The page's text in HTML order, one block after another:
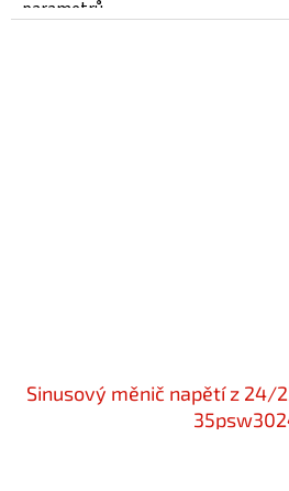
parametrů...
Sinusový měnič napětí z 24/